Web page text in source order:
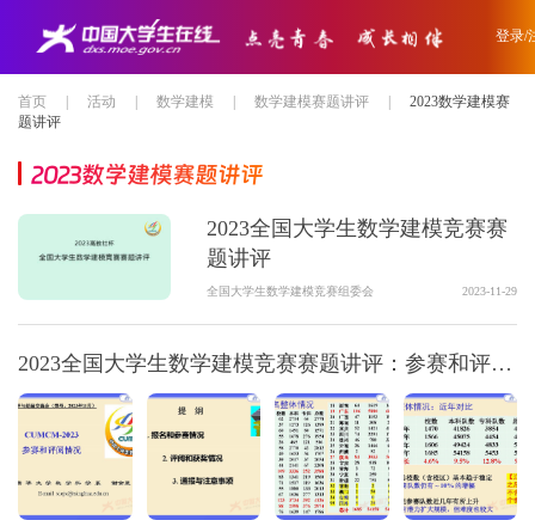
登录/
首页 活动 数学建模 数学建模赛题讲评
2023数学建模赛
题讲评
2023数学建模赛题讲评
2023全国大学生数学建模竞赛赛
题讲评
全国大学生数学建模竞赛组委会 2023-11-29
2023全国大学生数学建模竞赛赛题讲评：参赛和评阅情况